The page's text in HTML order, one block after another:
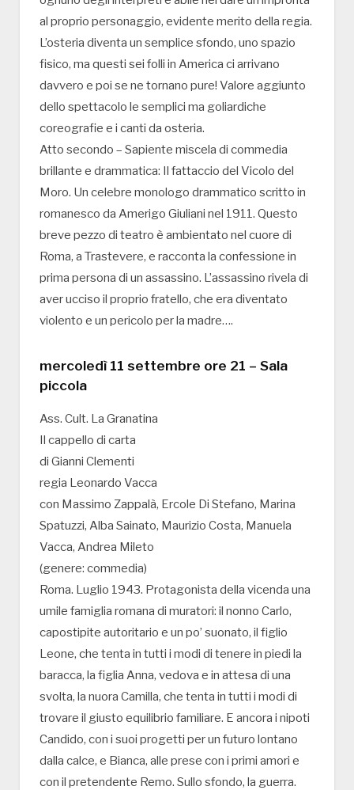
al proprio personaggio, evidente merito della regia.
L’osteria diventa un semplice sfondo, uno spazio
fisico, ma questi sei folli in America ci arrivano
davvero e poi se ne tornano pure! Valore aggiunto
dello spettacolo le semplici ma goliardiche
coreografie e i canti da osteria.
Atto secondo – Sapiente miscela di commedia
brillante e drammatica: Il fattaccio del Vicolo del
Moro. Un celebre monologo drammatico scritto in
romanesco da Amerigo Giuliani nel 1911. Questo
breve pezzo di teatro è ambientato nel cuore di
Roma, a Trastevere, e racconta la confessione in
prima persona di un assassino. L’assassino rivela di
aver ucciso il proprio fratello, che era diventato
violento e un pericolo per la madre….
mercoledì 11 settembre ore 21 – Sala
piccola
Ass. Cult. La Granatina
Il cappello di carta
di Gianni Clementi
regia Leonardo Vacca
con Massimo Zappalà, Ercole Di Stefano, Marina
Spatuzzi, Alba Sainato, Maurizio Costa, Manuela
Vacca, Andrea Mileto
(genere: commedia)
Roma. Luglio 1943. Protagonista della vicenda una
umile famiglia romana di muratori: il nonno Carlo,
capostipite autoritario e un po’ suonato, il figlio
Leone, che tenta in tutti i modi di tenere in piedi la
baracca, la figlia Anna, vedova e in attesa di una
svolta, la nuora Camilla, che tenta in tutti i modi di
trovare il giusto equilibrio familiare. E ancora i nipoti
Candido, con i suoi progetti per un futuro lontano
dalla calce, e Bianca, alle prese con i primi amori e
con il pretendente Remo. Sullo sfondo, la guerra.